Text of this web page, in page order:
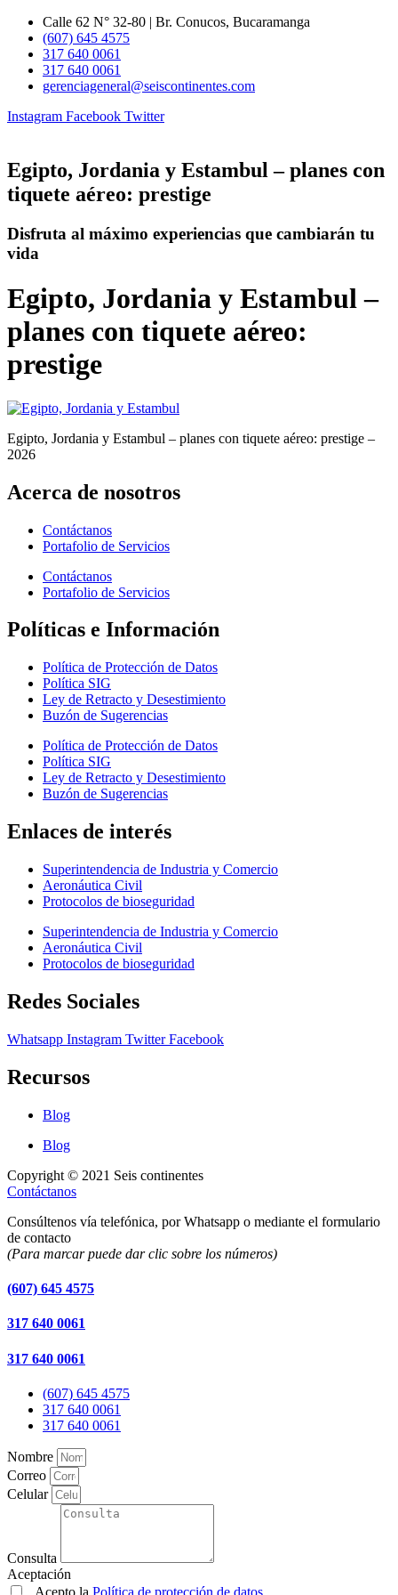
contenido
Calle 62 N° 32-80 | Br. Conucos, Bucaramanga
(607) 645 4575
317 640 0061
317 640 0061
gerenciageneral@seiscontinentes.com
Instagram Facebook Twitter
Egipto, Jordania y Estambul – planes con
tiquete aéreo: prestige
Disfruta al máximo experiencias que cambiarán tu
vida
Egipto, Jordania y Estambul –
planes con tiquete aéreo:
prestige
Egipto, Jordania y Estambul – planes con tiquete aéreo: prestige –
2026
Acerca de nosotros
Contáctanos
Portafolio de Servicios
Contáctanos
Portafolio de Servicios
Políticas e Información
Política de Protección de Datos
Política SIG
Ley de Retracto y Desestimiento
Buzón de Sugerencias
Política de Protección de Datos
Política SIG
Ley de Retracto y Desestimiento
Buzón de Sugerencias
Enlaces de interés
Superintendencia de Industria y Comercio
Aeronáutica Civil
Protocolos de bioseguridad
Superintendencia de Industria y Comercio
Aeronáutica Civil
Protocolos de bioseguridad
Redes Sociales
Whatsapp Instagram Twitter Facebook
Recursos
Blog
Blog
Copyright © 2021 Seis continentes
Contáctanos
Consúltenos vía telefónica, por Whatsapp o mediante el formulario
de contacto
(Para marcar puede dar clic sobre los números)
(607) 645 4575
317 640 0061
317 640 0061
(607) 645 4575
317 640 0061
317 640 0061
Nombre
Correo
Celular
Consulta
Aceptación
Acepto la Política de protección de datos